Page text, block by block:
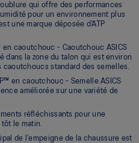
qui offre des performances
pour un environnement plus
une marque déposée d’ATP
en caoutchouc - Caoutchouc ASICS
dans la zone du talon qui est environ
standard des semelles.
en caoutchouc - Semelle ASICS
améliorée sur une variété de
réfléchissants pour une
le matin.
de l’empeigne de la chaussure est